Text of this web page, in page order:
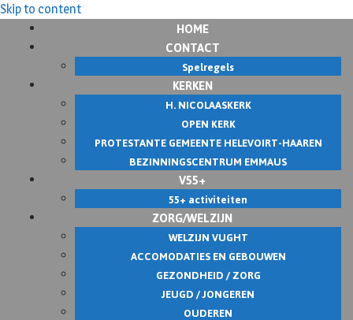
Skip to content
HOME
CONTACT
Spelregels
KERKEN
H. NICOLAASKERK
OPEN KERK
PROTESTANTE GEMEENTE HELEVOIRT-HAAREN
BEZINNINGSCENTRUM EMMAUS
V55+
55+ activiteiten
ZORG/WELZIJN
WELZIJN VUGHT
ACCOMODATIES EN GEBOUWEN
GEZONDHEID / ZORG
JEUGD / JONGEREN
OUDEREN